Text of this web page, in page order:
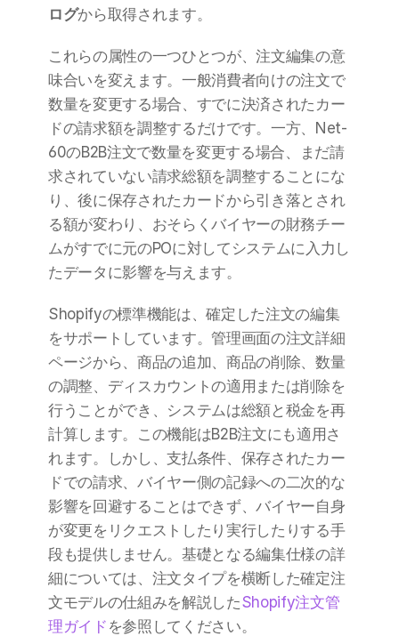
ログから取得されます。
これらの属性の一つひとつが、注文編集の意
味合いを変えます。一般消費者向けの注文で
数量を変更する場合、すでに決済されたカー
ドの請求額を調整するだけです。一方、Net-
60のB2B注文で数量を変更する場合、まだ請
求されていない請求総額を調整することにな
り、後に保存されたカードから引き落とされ
る額が変わり、おそらくバイヤーの財務チー
ムがすでに元のPOに対してシステムに入力し
たデータに影響を与えます。
Shopifyの標準機能は、確定した注文の編集
をサポートしています。管理画面の注文詳細
ページから、商品の追加、商品の削除、数量
の調整、ディスカウントの適用または削除を
行うことができ、システムは総額と税金を再
計算します。この機能はB2B注文にも適用さ
れます。しかし、支払条件、保存されたカー
ドでの請求、バイヤー側の記録への二次的な
影響を回避することはできず、バイヤー自身
が変更をリクエストしたり実行したりする手
段も提供しません。基礎となる編集仕様の詳
細については、注文タイプを横断した確定注
文モデルの仕組みを解説したShopify注文管
理ガイド を参照してください。